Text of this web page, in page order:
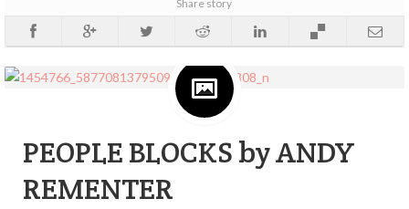
Share story
PEOPLE BLOCKS by ANDY
REMENTER